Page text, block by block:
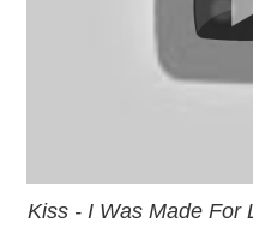
Kiss - I Was Made For